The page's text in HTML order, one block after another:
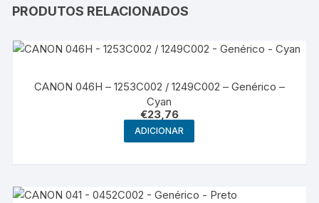
PRODUTOS RELACIONADOS
CANON 046H – 1253C002 / 1249C002 – Genérico –
Cyan
€23,76
ADICIONAR